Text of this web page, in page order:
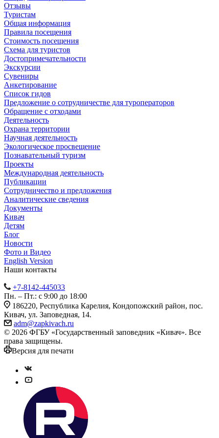
Отзывы
Туристам
Общая информация
Правила посещения
Стоимость посещения
Схема для туристов
Достопримечательности
Экскурсии
Сувениры
Анкетирование
Список гидов
Предложение о сотрудничестве для туроператоров
Обращение с отходами
Деятельность
Охрана территории
Научная деятельность
Экологическое просвещение
Познавательный туризм
Проекты
Международная деятельность
Публикации
Сотрудничество и предложения
Аналитические сведения
Документы
Кивач
Детям
Блог
Новости
Фото и Видео
English Version
Наши контакты
+7-8142-445033
Пн. – Пт.: с 9:00 до 18:00
186220, Республика Карелия, Кондопожский район, пос.
Кивач, ул. Заповедная, 14.
adm@zapkivach.ru
© 2026 ФГБУ «Государственный заповедник «Кивач». Все
права защищены.
Версия для печати